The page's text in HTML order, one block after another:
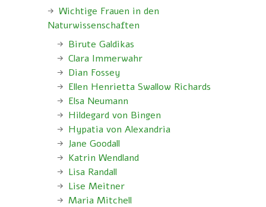
Wichtige Frauen in den
Naturwissenschaften
Birute Galdikas
Clara Immerwahr
Dian Fossey
Ellen Henrietta Swallow Richards
Elsa Neumann
Hildegard von Bingen
Hypatia von Alexandria
Jane Goodall
Katrin Wendland
Lisa Randall
Lise Meitner
Maria Mitchell